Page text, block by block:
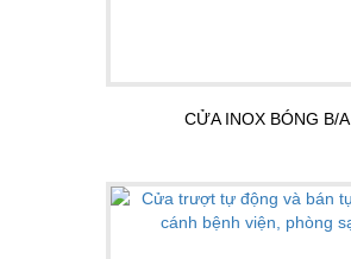
CỬA INOX BÓNG B/A